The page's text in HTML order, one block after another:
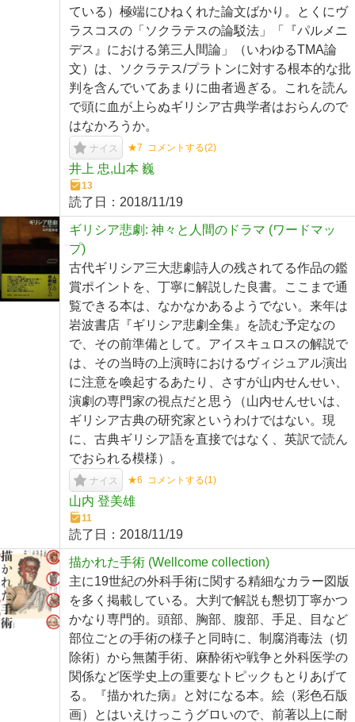
ている）極端にひねくれた論文ばかり。とくにヴ
ラスコスの「ソクラテスの論駁法」「『パルメニ
デス』における第三人間論」（いわゆるTMA論
文）は、ソクラテス/プラトンに対する根本的な批
判を含んでいてあまりに曲者過ぎる。これを読ん
で頭に血が上らぬギリシア古典学者はおらんので
はなかろうか。
ナイス ★7 コメントする(2)
井上 忠,山本 巍
13
読了日： 2018/11/19
ギリシア悲劇: 神々と人間のドラマ (ワードマッ
プ)
古代ギリシア三大悲劇詩人の残されてる作品の鑑
賞ポイントを、丁寧に解説した良書。ここまで通
覧できる本は、なかなかあるようでない。来年は
岩波書店『ギリシア悲劇全集』を読む予定なの
で、その前準備として。アイスキュロスの解説で
は、その当時の上演時におけるヴィジュアル演出
に注意を喚起するあたり、さすが山内せんせい、
演劇の専門家の視点だと思う（山内せんせいは、
ギリシア古典の研究家というわけではない。現
に、古典ギリシア語を直接ではなく、英訳で読ん
でおられる模様）。
ナイス ★6 コメントする(1)
山内 登美雄
11
読了日： 2018/11/19
描かれた手術 (Wellcome collection)
主に19世紀の外科手術に関する精細なカラー図版
を多く掲載している。大判で解説も懇切丁寧かつ
かなり専門的。頭部、胸部、腹部、手足、目など
部位ごとの手術の様子と同時に、制腐消毒法（切
除術）から無菌手術、麻酔術や戦争と外科医学の
関係など医学史上の重要なトピックもとりあげて
る。『描かれた病』と対になる本。絵（彩色石版
画）とはいえけっこうグロいので、前著以上に耐